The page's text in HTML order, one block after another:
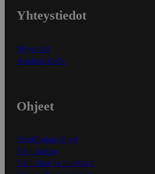
Yhteystiedot
Myymälät
Asiakaspalvelu
Ohjeet
Ensitilaajan ohjeet
Näin maksat
Näin tilaat ja muokkaat